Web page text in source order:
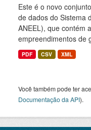
Este é o novo
de dados do Sistema
ANEEL), que contém
empreendimentos de
PDF CSV XML
Você também pode ter
Documentação da API).